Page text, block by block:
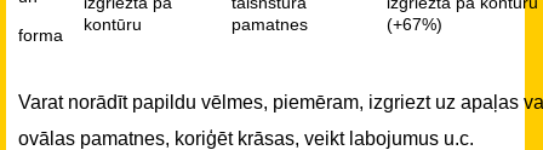
forma
kontūru
pamatnes
(+67%)
Varat norādīt papildu vēlmes, piemēram, izgriezt uz apaļas
ovālas pamatnes, koriģēt krāsas, veikt labojumus u.c.